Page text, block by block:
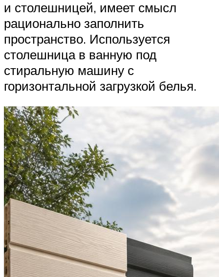
и столешницей, имеет смысл
рационально заполнить
пространство. Используется
столешница в ванную под
стиральную машину с
горизонтальной загрузкой белья.